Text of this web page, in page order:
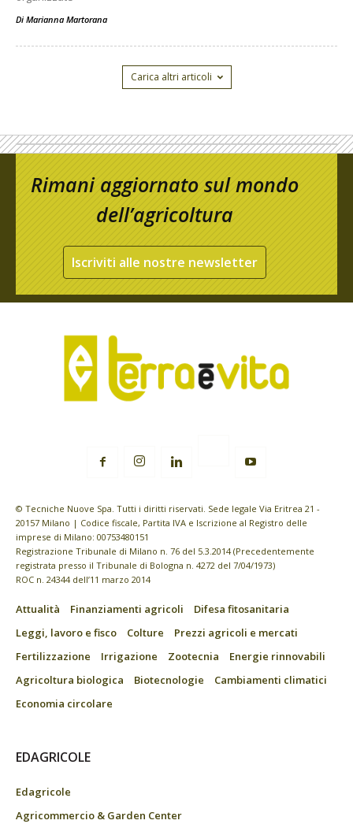
Di Marianna Martorana
Carica altri articoli
Rimani aggiornato sul mondo
dell’agricoltura
Iscriviti alle nostre newsletter
© Tecniche Nuove Spa. Tutti i diritti riservati. Sede legale Via Eritrea 21 -
20157 Milano | Codice fiscale, Partita IVA e Iscrizione al Registro delle
imprese di Milano: 00753480151
Registrazione Tribunale di Milano n. 76 del 5.3.2014 (Precedentemente
registrata presso il Tribunale di Bologna n. 4272 del 7/04/1973)
ROC n. 24344 dell’11 marzo 2014
Attualità Finanziamenti agricoli
Difesa fitosanitaria
Leggi, lavoro e fisco
Colture
Prezzi agricoli e mercati
Fertilizzazione
Irrigazione Zootecnia
Energie rinnovabili
Agricoltura biologica
Biotecnologie
Cambiamenti climatici
Economia circolare
EDAGRICOLE
Edagricole
Agricommercio & Garden Center